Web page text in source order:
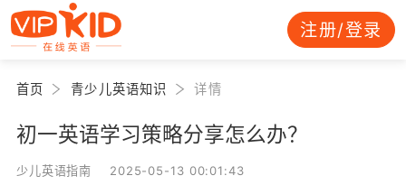
注册/登录
首页 青少儿英语知识 详情
初一英语学习策略分享怎么办？
少儿英语指南 2025-05-13 00:01:43